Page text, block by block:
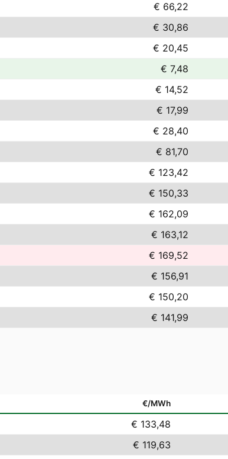
€ 66,22
€ 30,86
€ 20,45
€ 7,48
€ 14,52
€ 17,99
€ 28,40
€ 81,70
€ 123,42
€ 150,33
€ 162,09
€ 163,12
€ 169,52
€ 156,91
€ 150,20
€ 141,99
€/MWh
€ 133,48
€ 119,63